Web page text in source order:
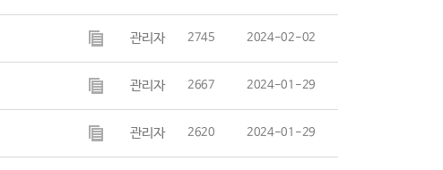
관리자 2745 2024-02-02
관리자 2667 2024-01-29
관리자 2620 2024-01-29